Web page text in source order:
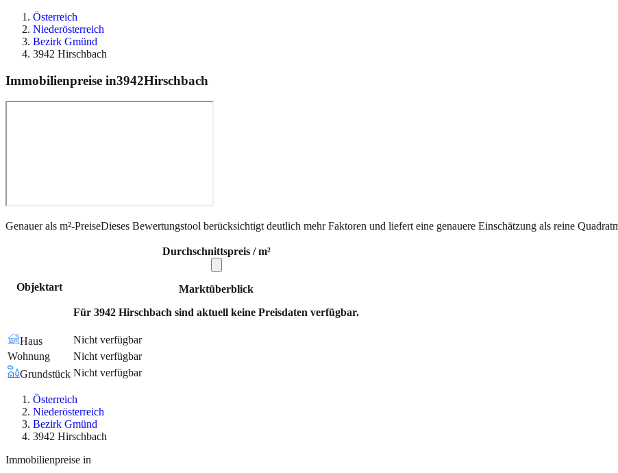
Österreich
Niederösterreich
Bezirk Gmünd
3942 Hirschbach
Immobilienpreise in3942Hirschbach
Genauer als m²-PreiseDieses Bewertungstool berücksichtigt deutlich mehr Faktoren und liefert eine genauere Einschätzung als reine
Objektart
Durchschnittspreis / m²
Marktüberblick
Für 3942 Hirschbach sind aktuell keine Preisdaten verfügbar.
Haus
Nicht verfügbar
Wohnung
Nicht verfügbar
Grundstück Nicht verfügbar
Österreich
Niederösterreich
Bezirk Gmünd
3942 Hirschbach
Immobilienpreise in